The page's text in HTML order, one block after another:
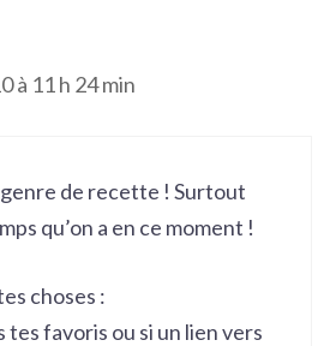
à 11 h 24 min
de recette ! Surtout
qu’on a en ce moment !
choses :
tes favoris ou si un lien vers